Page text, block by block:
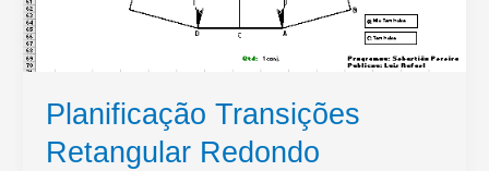
Planificação Transições
Retangular Redondo